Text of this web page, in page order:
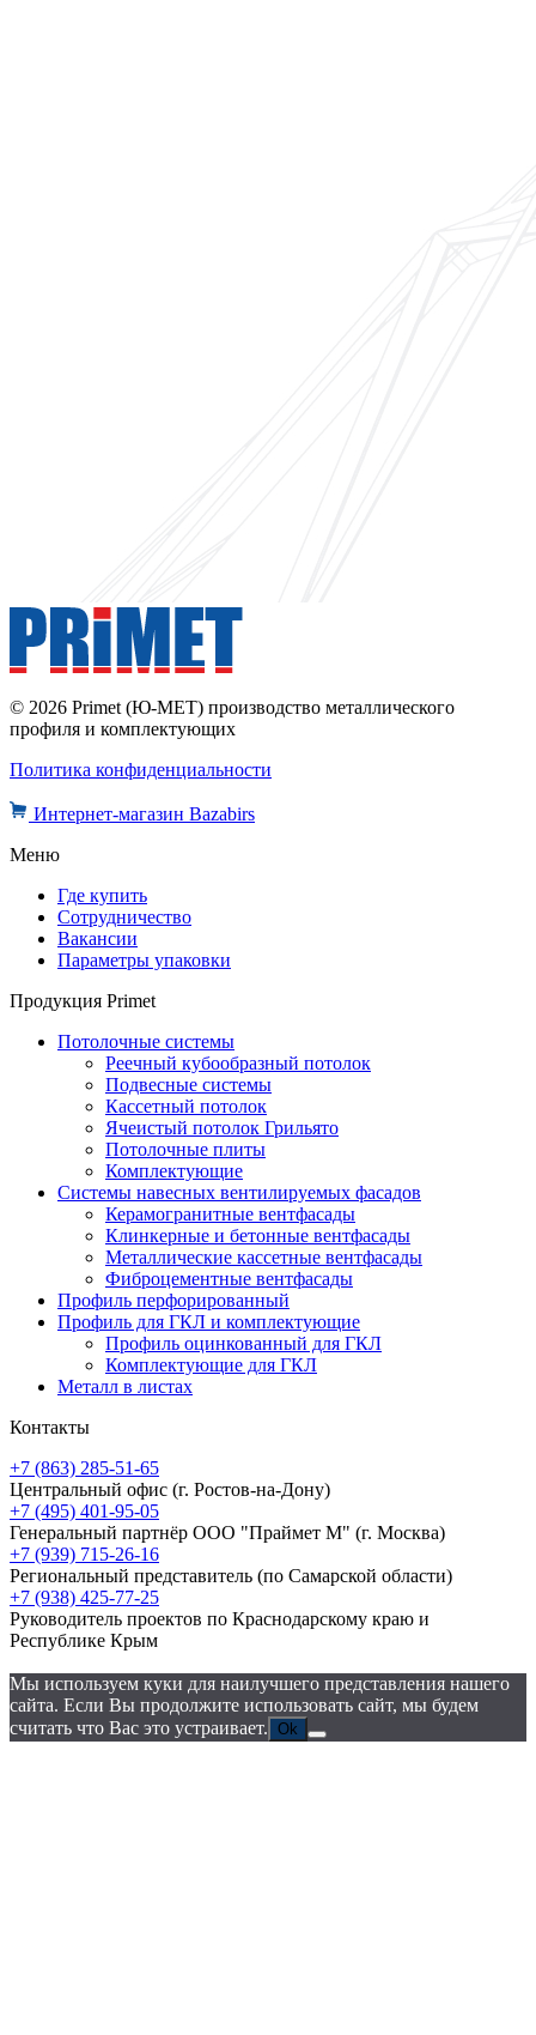
© 2026 Primet (Ю-МЕТ) производство металлического
профиля и комплектующих
Политика конфиденциальности
Интернет-магазин Bazabirs
Меню
Где купить
Сотрудничество
Вакансии
Параметры упаковки
Продукция Primet
Потолочные системы
Реечный кубообразный потолок
Подвесные системы
Кассетный потолок
Ячеистый потолок Грильято
Потолочные плиты
Комплектующие
Системы навесных вентилируемых фасадов
Керамогранитные вентфасады
Клинкерные и бетонные вентфасады
Металлические кассетные вентфасады
Фиброцементные вентфасады
Профиль перфорированный
Профиль для ГКЛ и комплектующие
Профиль оцинкованный для ГКЛ
Комплектующие для ГКЛ
Металл в листах
Контакты
+7 (863) 285-51-65
Центральный офис (г. Ростов-на-Дону)
+7 (495) 401-95-05
Генеральный партнёр ООО "Праймет М" (г. Москва)
+7 (939) 715-26-16
Региональный представитель (по Самарской области)
+7 (938) 425-77-25
Руководитель проектов по Краснодарскому краю и
Республике Крым
Мы используем куки для наилучшего представления нашего
сайта. Если Вы продолжите использовать сайт, мы будем
считать что Вас это устраивает. Ok